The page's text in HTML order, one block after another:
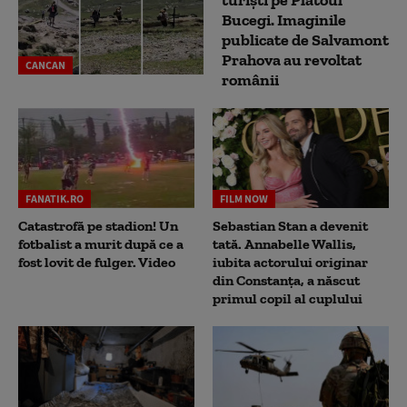
CANCAN
Bucegi. Imaginile
publicate de Salvamont
Prahova au revoltat
românii
FANATIK.RO
Catastrofă pe stadion! Un
fotbalist a murit după ce a
fost lovit de fulger. Video
FILM NOW
Sebastian Stan a devenit
tată. Annabelle Wallis,
iubita actorului originar
din Constanța, a născut
primul copil al cuplului